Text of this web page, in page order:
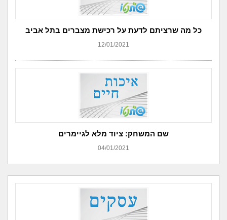
כל מה שרציתם לדעת על רכישת מצברים בתל אביב
12/01/2021
שם המשחק: ציוד מלא לגיימרים
04/01/2021